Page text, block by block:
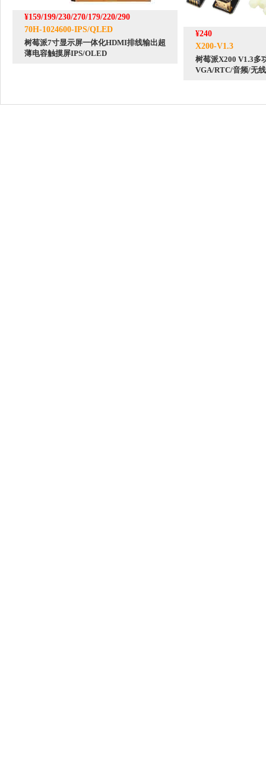
¥159/199/230/270/179/220/290
70H-1024600-IPS/QLED
树莓派7寸显示屏一体化HDMI排线输出超
薄电容触摸屏IPS/OLED
¥240
X200-V1.3
树莓派X200 V1.3多
VGA/RTC/音频/无